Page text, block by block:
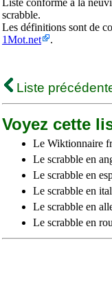
Liste conforme à la
scrabble.
Les définitions sont de
1Mot.net
.
Liste
Voyez cette
Le Wiktionnaire
Le scrabble en
Le scrabble en
Le scrabble en
Le scrabble en
Le scrabble en